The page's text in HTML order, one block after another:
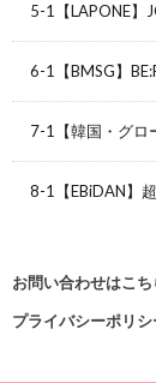
5-1【LAPONE】
6-1【BMSG】
7-1【韓国・グロ
8-1【EBiDAN】
お問い合わせはこち
プライバシーポリシ